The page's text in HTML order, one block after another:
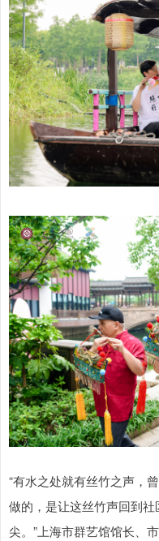
“有水之处就有丝竹之声，
做的，是让这丝竹声回到
尖。”上海市群艺馆馆长、